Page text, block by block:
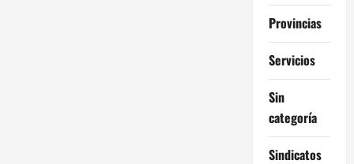
Provincias
Servicios
Sin
categoría
Sindicatos